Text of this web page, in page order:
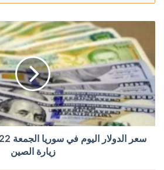
زيارة الصين